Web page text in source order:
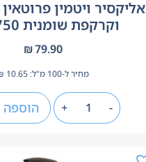
אליקסיר ויטמין
וקרקפת שומנית 750 מ"ל
₪79.90
מחיר ל-100 מ"ל: 10.65
-
+